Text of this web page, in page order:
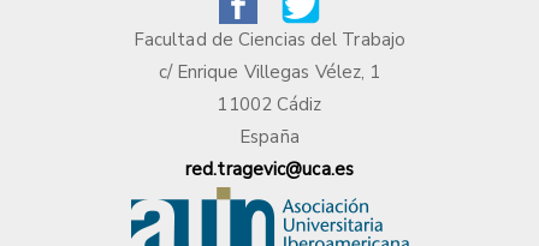
Facultad de Ciencias del Trabajo
c/ Enrique Villegas Vélez, 1
11002 Cádiz
España
red.tragevic@uca.es